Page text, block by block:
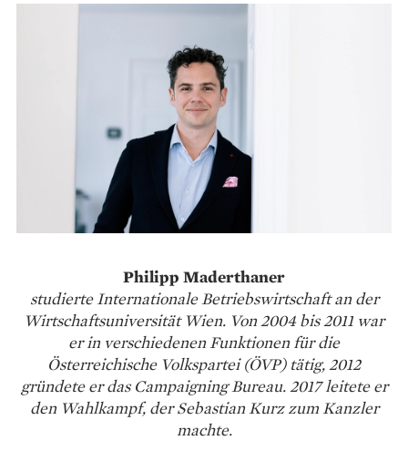
Philipp Maderthaner
studierte Internationale Betriebswirtschaft an der
Wirtschaftsuniversität Wien. Von 2004 bis 2011 war
er in verschiedenen Funktionen für die
Österreichische Volkspartei (ÖVP) tätig, 2012
gründete er das Campaigning Bureau. 2017 leitete er
den Wahlkampf, der Sebastian Kurz zum Kanzler
machte.